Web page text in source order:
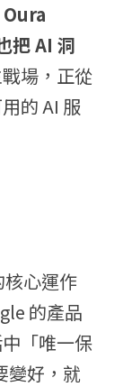
Oura
把 AI 洞
場，正從
的 AI 服
心運作
的產品
「唯一保
變好，就